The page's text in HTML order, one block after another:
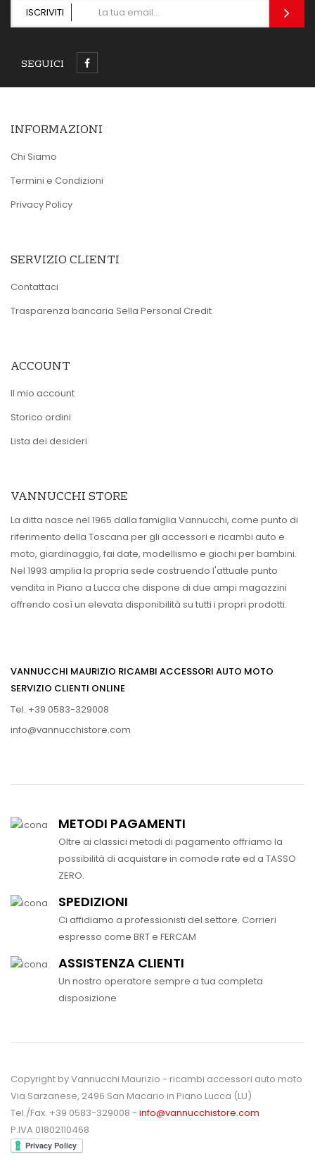
ISCRIVITI
SEGUICI
INFORMAZIONI
Chi Siamo
Termini e Condizioni
Privacy Policy
SERVIZIO CLIENTI
Contattaci
Trasparenza bancaria Sella Personal Credit
ACCOUNT
Il mio account
Storico ordini
Lista dei desideri
VANNUCCHI STORE
La ditta nasce nel 1965 dalla famiglia Vannucchi, come punto di
riferimento della Toscana per gli accessori e ricambi auto e
moto, giardinaggio, fai date, modellismo e giochi per bambini.
Nel 1993 amplia la propria sede costruendo l'attuale punto
vendita in Piano a Lucca che dispone di due ampi magazzini
offrendo così un elevata disponibilità su tutti i propri prodotti.
VANNUCCHI MAURIZIO RICAMBI ACCESSORI AUTO MOTO
SERVIZIO CLIENTI ONLINE
Tel. +39 0583-329008
info@vannucchistore.com
METODI PAGAMENTI
Oltre ai classici metodi di pagamento offriamo la
possibilità di acquistare in comode rate ed a TASSO
ZERO.
SPEDIZIONI
Ci affidiamo a professionisti del settore. Corrieri
espresso come BRT e FERCAM
ASSISTENZA CLIENTI
Un nostro operatore sempre a tua completa
disposizione
Copyright by Vannucchi Maurizio - ricambi accessori auto moto
Via Sarzanese, 2496 San Macario in Piano Lucca (LU)
Tel./Fax. +39 0583-329008 - info@vannucchistore.com
P.IVA 01802110468